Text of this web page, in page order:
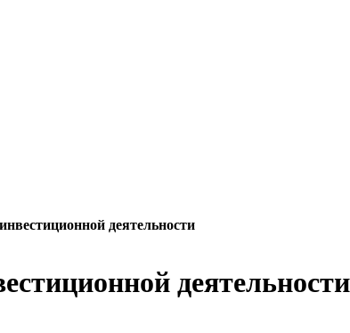
деятельности
деятельности